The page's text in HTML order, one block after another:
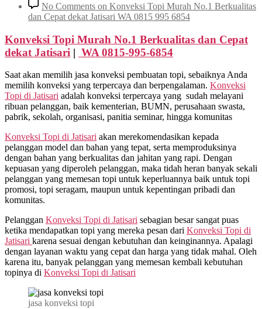
No Comments on Konveksi Topi Murah No.1 Berkualitas
dan Cepat dekat Jatisari WA 0815 995 6854
Konveksi Topi Murah No.1 Berkualitas dan Cepat
dekat Jatisari | WA 0815-995-6854
Saat akan memilih jasa konveksi pembuatan topi, sebaiknya Anda
memilih konveksi yang terpercaya dan berpengalaman. Konveksi
Topi di Jatisari adalah konveksi terpercaya yang sudah melayani
ribuan pelanggan, baik kementerian, BUMN, perusahaan swasta,
pabrik, sekolah, organisasi, panitia seminar, hingga komunitas
Konveksi Topi di Jatisari akan merekomendasikan kepada
pelanggan model dan bahan yang tepat, serta memproduksinya
dengan bahan yang berkualitas dan jahitan yang rapi. Dengan
kepuasan yang diperoleh pelanggan, maka tidah heran banyak sekali
pelanggan yang memesan topi untuk keperluannya baik untuk topi
promosi, topi seragam, maupun untuk kepentingan pribadi dan
komunitas.
Pelanggan Konveksi Topi di Jatisari sebagian besar sangat puas
ketika mendapatkan topi yang mereka pesan dari Konveksi Topi di
Jatisari karena sesuai dengan kebutuhan dan keinginannya. Apalagi
dengan layanan waktu yang cepat dan harga yang tidak mahal. Oleh
karena itu, banyak pelanggan yang memesan kembali kebutuhan
topinya di Konveksi Topi di Jatisari
jasa konveksi topi